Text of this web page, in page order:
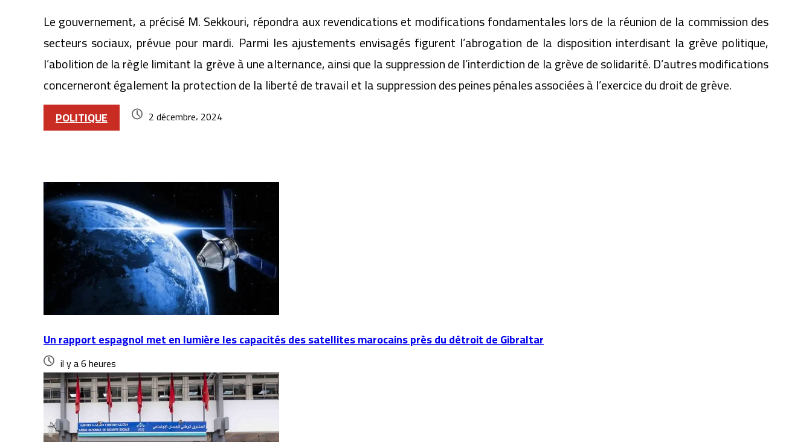
Le gouvernement, a précisé M. Sekkouri, répondra aux revendications et modifications fondamentales lors de la réunion de la commission des
secteurs sociaux, prévue pour mardi. Parmi les ajustements envisagés figurent l’abrogation de la disposition interdisant la grève politique,
l’abolition de la règle limitant la grève à une alternance, ainsi que la suppression de l’interdiction de la grève de solidarité. D’autres modifications
concerneront également la protection de la liberté de travail et la suppression des peines pénales associées à l’exercice du droit de grève.
POLITIQUE 2 décembre، 2024
Un rapport espagnol met en lumière les capacités des satellites marocains près du détroit de Gibraltar
il y a 6 heures